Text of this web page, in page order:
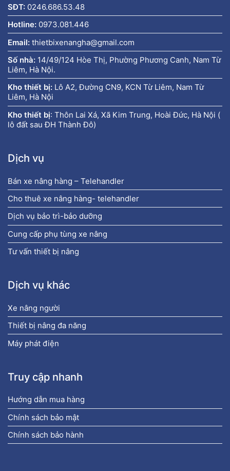
SĐT: 0246.686.53.48
Hotline: 0973.081.446
Email: thietbixenangha@gmail.com
Số nhà: 14/49/124 Hòe Thị, Phường Phương Canh, Nam Từ
Liêm, Hà Nội.
Kho thiết bị: Lô A2, Đường CN9, KCN Từ Liêm, Nam Từ
Liêm, Hà Nội
Kho thiết bị: Thôn Lai Xá, Xã Kim Trung, Hoài Đức, Hà Nội (
lô đất sau ĐH Thành Đô)
Dịch vụ
Bán xe nâng hàng – Telehandler
Cho thuê xe nâng hàng- telehandler
Dịch vụ bảo trì-bảo dưỡng
Cung cấp phụ tùng xe nâng
Tư vấn thiết bị nâng
Dịch vụ khác
Xe nâng người
Thiết bị nâng đa năng
Máy phát điện
Truy cập nhanh
Hướng dẫn mua hàng
Chính sách bảo mật
Chính sách bảo hành